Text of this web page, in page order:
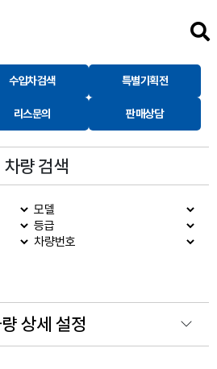
수입차검색 특별기획전
리스문의 판매상담
차량 검색
상세 설정